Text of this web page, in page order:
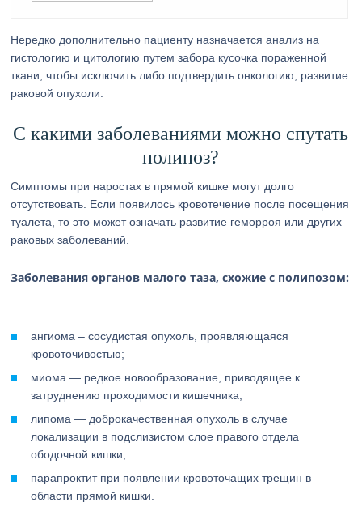
Нередко дополнительно пациенту назначается анализ на
гистологию и цитологию путем забора кусочка пораженной
ткани, чтобы исключить либо подтвердить онкологию, развитие
раковой опухоли.
С какими заболеваниями можно спутать
полипоз?
Симптомы при наростах в прямой кишке могут долго
отсутствовать. Если появилось кровотечение после посещения
туалета, то это может означать развитие геморроя или других
раковых заболеваний.
Заболевания органов малого таза, схожие с полипозом:
ангиома – сосудистая опухоль, проявляющаяся
кровоточивостью;
миома — редкое новообразование, приводящее к
затруднению проходимости кишечника;
липома — доброкачественная опухоль в случае
локализации в подслизистом слое правого отдела
ободочной кишки;
парапроктит при появлении кровоточащих трещин в
области прямой кишки.